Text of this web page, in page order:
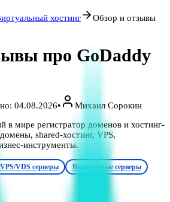
хостинг
Обзор и отзывы
про GoDaddy
04.08.2026•
Михаил Сорокин
мире регистратор доменов и хостинг-
shared-хостинг, VPS,
инструменты.
VPS/VDS серверы Выделенные серверы